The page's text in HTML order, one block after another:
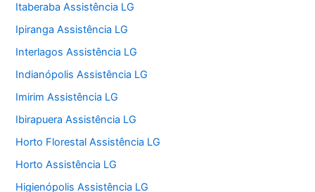
Itaberaba Assistência LG
Ipiranga Assistência LG
Interlagos Assistência LG
Indianópolis Assistência LG
Imirim Assistência LG
Ibirapuera Assistência LG
Horto Florestal Assistência LG
Horto Assistência LG
Higienópolis Assistência LG